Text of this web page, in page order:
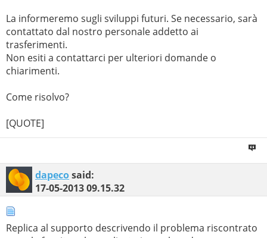
La informeremo sugli sviluppi futuri. Se necessario, sarà
contattato dal nostro personale addetto ai
trasferimenti.
Non esiti a contattarci per ulteriori domande o
chiarimenti.
Come risolvo?
[QUOTE]
dapecosaid:
17-05-201309.15.32
Replica al supporto descrivendo il problema riscontrato